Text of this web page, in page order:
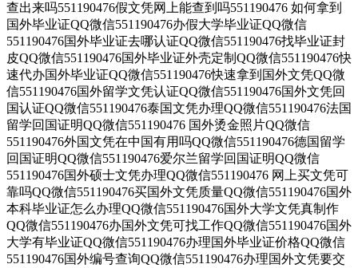
查出来吗551190476假文凭网上能查到吗551190476 如何拿到
国外毕业证QQ微信551190476办假大学毕业证QQ微信
551190476国外毕业证去哪认证QQ微信551190476找毕业证封
皮QQ微信551190476国外毕业证外壳定制QQ微信551190476快
速代办国外毕业证QQ微信551190476快速拿到国外文凭QQ微
信551190476国外留学文凭认证QQ微信551190476国外文凭回
国认证QQ微信551190476泰国文凭办理QQ微信551190476法国
留学回国证明QQ微信551190476 国外烫金照片QQ微信
551190476外国文凭在中国有用吗QQ微信551190476德国留学
回国证明QQ微信551190476爱尔兰留学回国证明QQ微信
551190476国外硕士文凭办理QQ微信551190476 网上买文凭可
靠吗QQ微信551190476买国外文凭质量QQ微信551190476国外
本科毕业证怎么办理QQ微信551190476国外大学文凭真制作
QQ微信551190476办国外文凭可找工作QQ微信551190476国外
大学有毕业证QQ微信551190476办理国外毕业证价格QQ微信
551190476国外编号查询QQ微信551190476办理国外文凭要交